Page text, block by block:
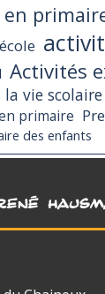
en
Activités
vie
primaire
des enfants